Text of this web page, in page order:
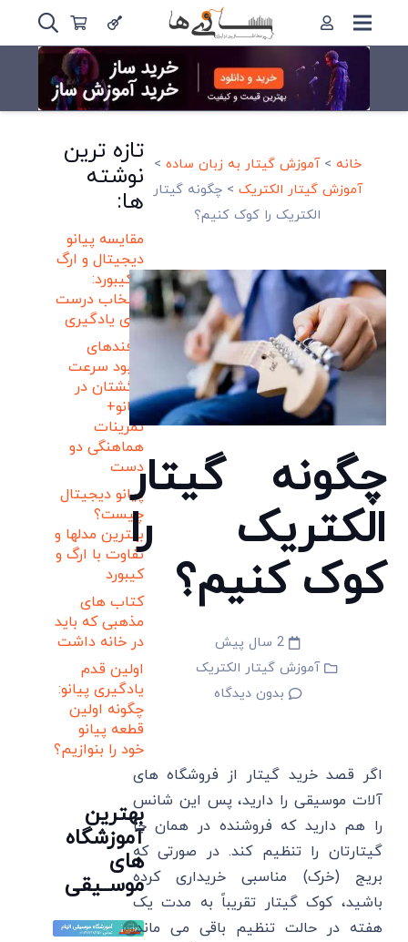
خانه >آموزش گیتار به زبان ساده >
آموزش گیتار الکتریک >چگونه گیتار
الکتریک را کوک کنیم؟
چگونه گیتار
الکتریک را
کوک کنیم؟
2 سال پیش
آموزش گیتار الکتریک
بدون دیدگاه
اگر قصد خرید گیتار از فروشگاه های
آلات موسیقی را دارید، پس این شانس
را هم دارید که فروشنده در همان جا
گیتارتان را تنظیم کند. در صورتی که
بریج (خرک) مناسبی خریداری کرده
باشید، کوک گیتار تقریباً به مدت یک
هفته در حالت تنظیم باقی می ماند.
تازه ترین
نوشته
ها:
مقایسه پیانو
دیجیتال و ارگ
و کیبورد:
انتخاب درست
برای یادگیری
ترفندهای
بهبود سرعت
انگشتان در
پیانو+
تمرینات
هماهنگی دو
دست
پیانو دیجیتال
چیست؟
بهترین مدلها و
تفاوت با ارگ و
کیبورد
کتاب های
مذهبی که باید
در خانه داشت
اولین قدم
یادگیری پیانو:
چگونه اولین
قطعه پیانو
خود را بنوازیم؟
بهترین
آموزشگاه
های
موســیقی